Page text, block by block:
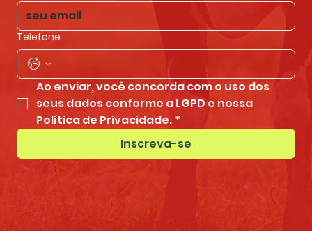
Telefone
Ao enviar, você concorda com o uso dos
Política de Privacidade. *
Inscreva-se